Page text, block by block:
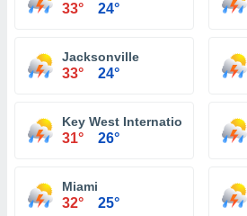
33° 24°
Jacksonville
33° 24°
Key West International Airport
31° 26°
Miami
32° 25°